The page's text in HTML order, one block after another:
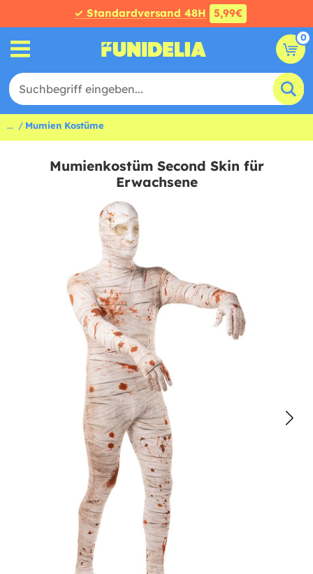
✓ Standardversand 48H 5,99€
0
... Mumien Kostüme
Mumienkostüm Second Skin für
Erwachsene